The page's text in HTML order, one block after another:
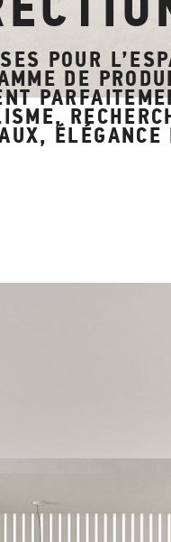
POUR
DE
ÉLÉGANCE